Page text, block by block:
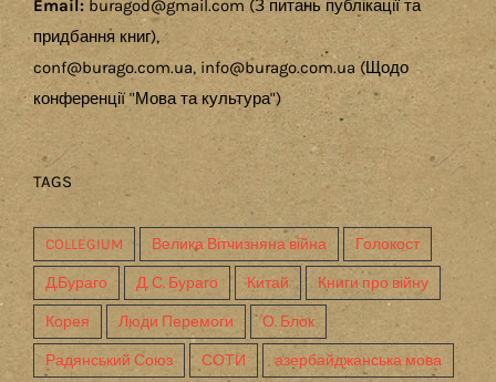
Email: buragod@gmail.com (З питань публікації та
придбання книг),
conf@burago.com.ua, info@burago.com.ua (Щодо
конференції "Мова та культура")
TAGS
COLLEGIUM Велика Вітчизняна війна Голокост
Д.Бураго Д. С. Бураго Китай Книги про війну
Корея Люди Перемоги О. Блок
Радянський Союз СОТИ азербайджанська мова